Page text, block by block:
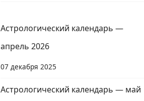
Астрологический календарь —
апрель 2026
07 декабря 2025
Астрологический календарь — май